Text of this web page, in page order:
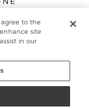
890113
agree to the
site
in our